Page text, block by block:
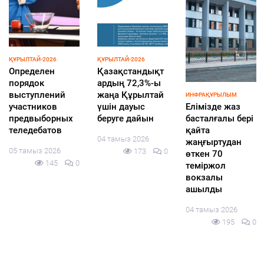
ҚҰРЫЛТАЙ-2026
Определен
порядок
выступлений
участников
предвыборных
теледебатов
05 тамыз 2026
145
0
ҚҰРЫЛТАЙ-2026
Қазақстандықт
ардың 72,3%-ы
жаңа Құрылтай
үшін дауыс
беруге дайын
04 тамыз 2026
173
0
ИНФРАҚҰРЫЛЫМ
Елімізде жаз
басталғалы бері
қайта
жаңғыртудан
өткен 70
теміржол
вокзалы
ашылды
04 тамыз 2026
195
0